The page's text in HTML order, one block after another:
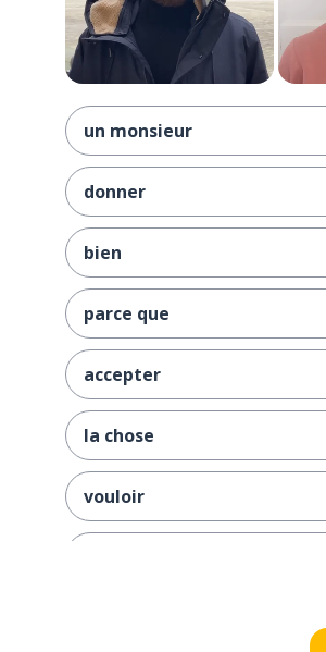
un monsieur
donner
bien
parce que
accepter
la chose
vouloir